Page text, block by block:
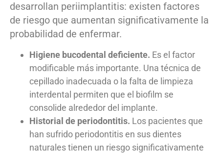
desarrollan periimplantitis: existen factores
de riesgo que aumentan significativamente la
probabilidad de enfermar.
Higiene bucodental deficiente. Es el factor
modificable más importante. Una técnica de
cepillado inadecuada o la falta de limpieza
interdental permiten que el biofilm se
consolide alrededor del implante.
Historial de periodontitis. Los pacientes que
han sufrido periodontitis en sus dientes
naturales tienen un riesgo significativamente